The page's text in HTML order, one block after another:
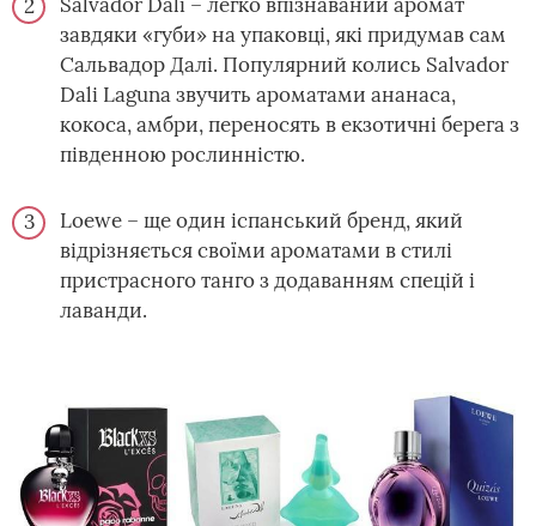
завдяки «губи» на упаковці, які придумав сам
Сальвадор Далі. Популярний колись Salvador
Dali Laguna звучить ароматами ананаса,
кокоса, амбри, переносять в екзотичні берега з
південною рослинністю.
Loewe – ще один іспанський бренд, який
відрізняється своїми ароматами в стилі
пристрасного танго з додаванням спецій і
лаванди.